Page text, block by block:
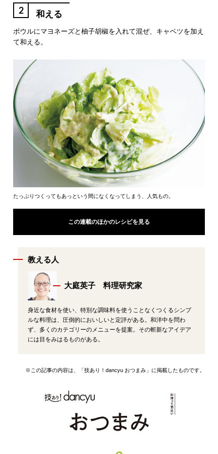
2 和える
ボウルにマヨネーズと柚子胡椒を入れて混ぜ、キャベツを加え
て和える。
たっぷりつくってもあっという間になくなってしまう、人気もの。
この連載のほかのレシピを見る
教える人
大庭英子 料理研究家
身近な食材を使い、特別な調味料を使うことなくつくるシンプ
ルな料理は、圧倒的においしいと定評がある。和洋中を問わ
ず、多くのカテゴリーのメニューを提案。その斬新なアイデア
には目をみはるものがある。
※この記事の内容は、「技あり！dancyu おつまみ」に掲載したものです。